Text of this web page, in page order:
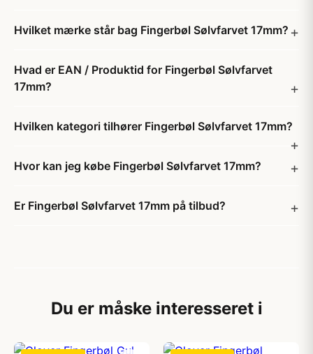
Hvilket mærke står bag Fingerbøl Sølvfarvet 17mm?
Hvad er EAN / Produktid for Fingerbøl Sølvfarvet
17mm?
Hvilken kategori tilhører Fingerbøl Sølvfarvet 17mm?
Hvor kan jeg købe Fingerbøl Sølvfarvet 17mm?
Er Fingerbøl Sølvfarvet 17mm på tilbud?
Du er måske interesseret i